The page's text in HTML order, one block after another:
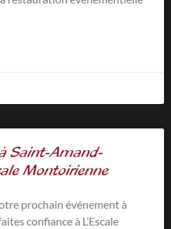
Saint-Amand-
Montoirienne
prochain événement à
confiance à L’Escale